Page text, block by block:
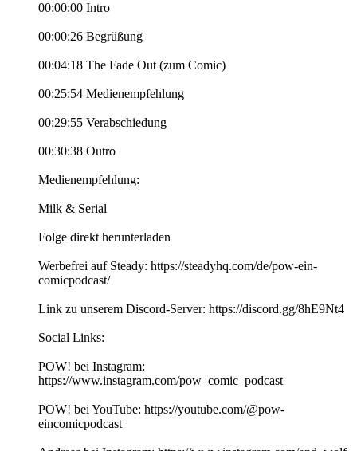
00:00:00 Intro
00:00:26 Begrüßung
00:04:18 The Fade Out (zum Comic)
00:25:54 Medienempfehlung
00:29:55 Verabschiedung
00:30:38 Outro
Medienempfehlung:
Milk & Serial
Folge direkt herunterladen
Werbefrei auf Steady: https://steadyhq.com/de/pow-ein-
comicpodcast/
Link zu unserem Discord-Server: https://discord.gg/8hE9Nt4
Social Links:
POW! bei Instagram:
https://www.instagram.com/pow_comic_podcast
POW! bei YouTube: https://youtube.com/@pow-
eincomicpodcast